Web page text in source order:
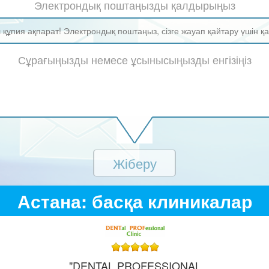
ақпарат! Электрондық поштаңыз, сізге жауап қайтару үшін
Жіберу
Астана: басқа клиникалар
"DENTAL PROFESSIONAL